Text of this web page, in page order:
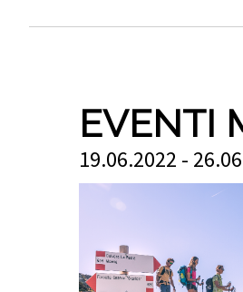
EVENTI
19.06.2022 -